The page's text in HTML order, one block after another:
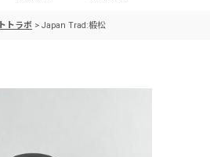
トトラボ > Japan Trad:椴松